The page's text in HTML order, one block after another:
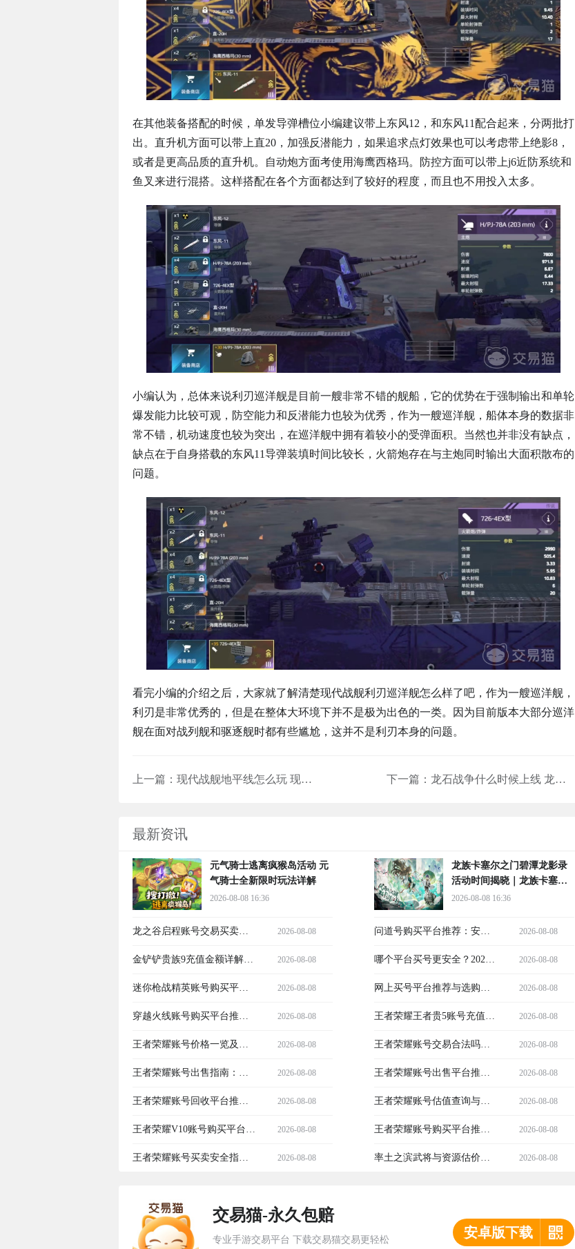
在其他装备搭配的时候，单发导弹槽位小编建议带上东风12，和东风11配合起来，分两批打
出。直升机方面可以带上直20，加强反潜能力，如果追求点灯效果也可以考虑带上绝影8，
或者是更高品质的直升机。自动炮方面考使用海鹰西格玛。防控方面可以带上j6近防系统和
鱼叉来进行混搭。这样搭配在各个方面都达到了较好的程度，而且也不用投入太多。
小编认为，总体来说利刃巡洋舰是目前一艘非常不错的舰船，它的优势在于强制输出和单轮
爆发能力比较可观，防空能力和反潜能力也较为优秀，作为一艘巡洋舰，船体本身的数据非
常不错，机动速度也较为突出，在巡洋舰中拥有着较小的受弹面积。当然也并非没有缺点，
缺点在于自身搭载的东风11导弹装填时间比较长，火箭炮存在与主炮同时输出大面积散布的
问题。
看完小编的介绍之后，大家就了解清楚现代战舰利刃巡洋舰怎么样了吧，作为一艘巡洋舰，
利刃是非常优秀的，但是在整体大环境下并不是极为出色的一类。因为目前版本大部分巡洋
舰在面对战列舰和驱逐舰时都有些尴尬，这并不是利刃本身的问题。
上一篇： 现代战舰地平线怎么玩 现代战舰地平线配置详解 下一篇： 龙石战争什么时候上线 龙石战争公测时间一览
最新资讯
元气骑士逃离疯猴岛活动 元
气骑士全新限时玩法详解
2026-08-08 16:36
龙之谷启程账号交易买卖平
台推荐：安全靠谱的账号交
易平台有哪些
2026-08-08
金铲铲贵族9充值金额详解及
安全账号交易渠道推荐
2026-08-08
迷你枪战精英账号购买平台
推荐：安全靠谱的交易渠道
汇总
2026-08-08
穿越火线账号购买平台推荐
及安全选购指南
2026-08-08
王者荣耀账号价格一览及安
全交易平台推荐
2026-08-08
王者荣耀账号出售指南：安
全靠谱的交易平台推荐
2026-08-08
王者荣耀账号回收平台推
荐：哪个平台卖号更安全靠
谱
2026-08-08
王者荣耀V10账号购买平台推
荐：安全可靠的V10号交易渠
2026-08-08
王者荣耀账号买卖安全指 2026-08-08
龙族卡塞尔之门碧潭龙影录
活动时间揭晓｜龙族卡塞尔
之门碧潭龙影录玩法前瞻与
2026-08-08 16:36
问道号购买平台推荐：安全
靠谱的账号交易网站有哪些
2026-08-08
哪个平台买号更安全？2026
年值得信赖的账号交易平台
推荐
2026-08-08
网上买号平台推荐与选购指
南：如何挑选安全可靠的账
号交易平台
2026-08-08
王者荣耀王者贵5账号充值多
少钱？热门交易平台推荐
2026-08-08
王者荣耀账号交易合法吗？
靠谱的账号买卖平台推荐
2026-08-08
王者荣耀账号出售平台推
荐：安全靠谱的卖号渠道对
比
2026-08-08
王者荣耀账号估值查询与安
全交易平台推荐
2026-08-08
王者荣耀账号购买平台推
荐：安全靠谱的买号渠道分
2026-08-08
率土之滨武将与资源估价工 2026-08-08
交易猫-永久包赔
专业手游交易平台 下载交易猫交易更轻松 安卓版下载